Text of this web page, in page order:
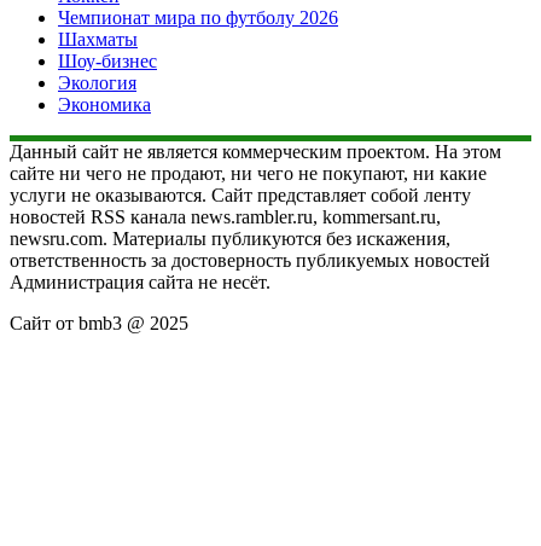
Чемпионат мира по футболу 2026
Шахматы
Шоу-бизнес
Экология
Экономика
Данный сайт не является коммерческим проектом. На этом
сайте ни чего не продают, ни чего не покупают, ни какие
услуги не оказываются. Сайт представляет собой ленту
новостей RSS канала news.rambler.ru, kommersant.ru,
newsru.com. Материалы публикуются без искажения,
ответственность за достоверность публикуемых новостей
Администрация сайта не несёт.
Сайт от bmb3 @ 2025